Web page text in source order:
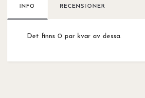
INFO RECENSIONER
Det finns 0 par kvar av dessa.